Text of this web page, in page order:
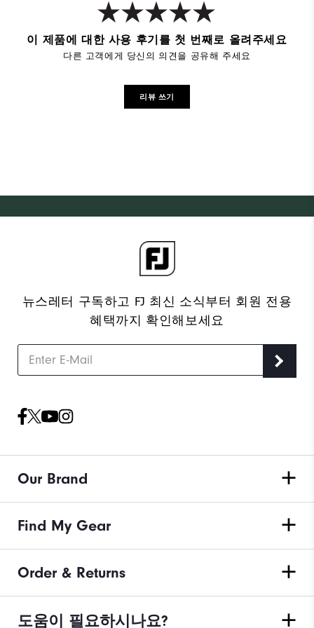
이 제품에 대한 사용 후기를 첫 번째로 올려주세요
다른 고객에게 당신의 의견을 공유해 주세요
리뷰 쓰기
뉴스레터 구독하고 FJ 최신 소식부터 회원 전용
혜택까지 확인해보세요
Our Brand
Find My Gear
Order & Returns
도움이 필요하시나요?